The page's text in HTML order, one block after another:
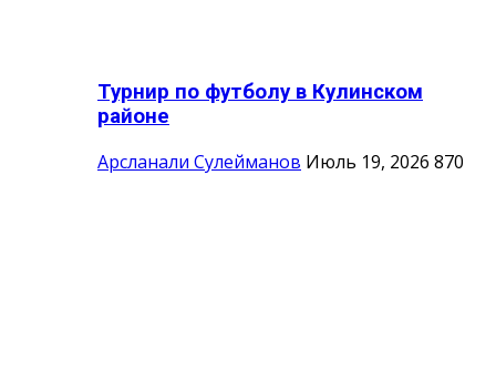
Турнир по футболу в Кулинском
районе
Арсланали Сулейманов Июль 19, 2026 870